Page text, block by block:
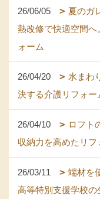
26/06/05
夏のガ
熱改修で快適空間
ォーム
26/04/20
水まわ
決する介護リフォー
26/04/10
ロフト
収納力を高めたリフ
26/03/11
端材を
高等特別支援学校